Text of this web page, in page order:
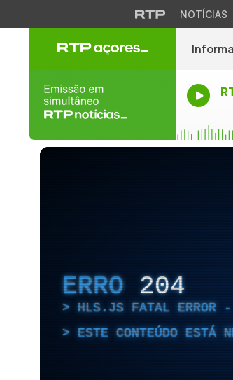
NOTÍCIAS
ERRO 204
HLS.JS FATAL ERROR -
ESTE CONTEÚDO ESTÁ